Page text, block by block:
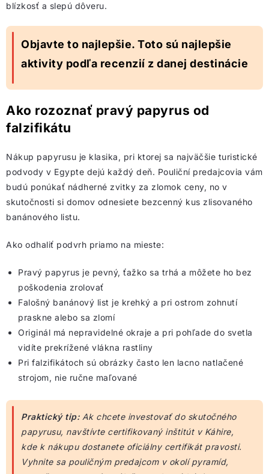
blízkosť a slepú dôveru.
Objavte to najlepšie. Toto sú najlepšie
aktivity podľa recenzií z danej destinácie
Ako rozoznať pravý papyrus od
falzifikátu
Nákup papyrusu je klasika, pri ktorej sa najväčšie turistické
podvody v Egypte dejú každý deň. Pouliční predajcovia vám
budú ponúkať nádherné zvitky za zlomok ceny, no v
skutočnosti si domov odnesiete bezcenný kus zlisovaného
banánového listu.
Ako odhaliť podvrh priamo na mieste:
Pravý papyrus je pevný, ťažko sa trhá a môžete ho bez
poškodenia zrolovať
Falošný banánový list je krehký a pri ostrom zohnutí
praskne alebo sa zlomí
Originál má nepravidelné okraje a pri pohľade do svetla
vidíte prekrížené vlákna rastliny
Pri falzifikátoch sú obrázky často len lacno natlačené
strojom, nie ručne maľované
Praktický tip:Ak chcete investovať do skutočného
papyrusu, navštívte certifikovaný inštitút v Káhire,
kde k nákupu dostanete oficiálny certifikát pravosti.
Vyhnite sa pouličným predajcom v okolí pyramíd,